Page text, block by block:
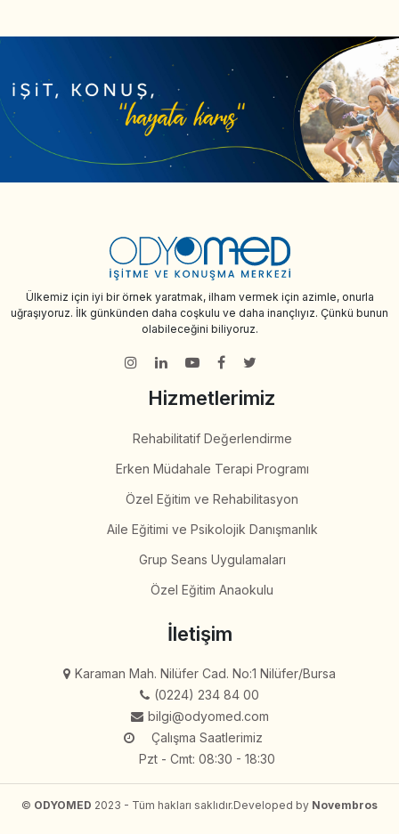
Ülkemiz için iyi bir örnek yaratmak, ilham vermek için azimle, onurla
uğraşıyoruz. İlk günkünden daha coşkulu ve daha inançlıyız. Çünkü bunun
olabileceğini biliyoruz.
Hizmetlerimiz
Rehabilitatif Değerlendirme
Erken Müdahale Terapi Programı
Özel Eğitim ve Rehabilitasyon
Aile Eğitimi ve Psikolojik Danışmanlık
Grup Seans Uygulamaları
Özel Eğitim Anaokulu
İletişim
Karaman Mah. Nilüfer Cad. No:1 Nilüfer/Bursa
(0224) 234 84 00
bilgi@odyomed.com
Çalışma Saatlerimiz
Pzt - Cmt: 08:30 - 18:30
© ODYOMED 2023 - Tüm hakları saklıdır.Developed by Novembros